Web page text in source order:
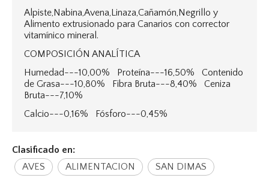
Alpiste,Nabina,Avena,Linaza,Cañamón,Negrillo y
Alimento extrusionado para Canarios con corrector
vitamínico mineral.
COMPOSICIÓN ANALÍTICA
Humedad---10,00% Proteína---16,50% Contenido
de Grasa---10,80% Fibra Bruta---8,40% Ceniza
Bruta---7,10%
Calcio---0,16% Fósforo---0,45%
Clasificado en:
AVES
ALIMENTACION SAN DIMAS